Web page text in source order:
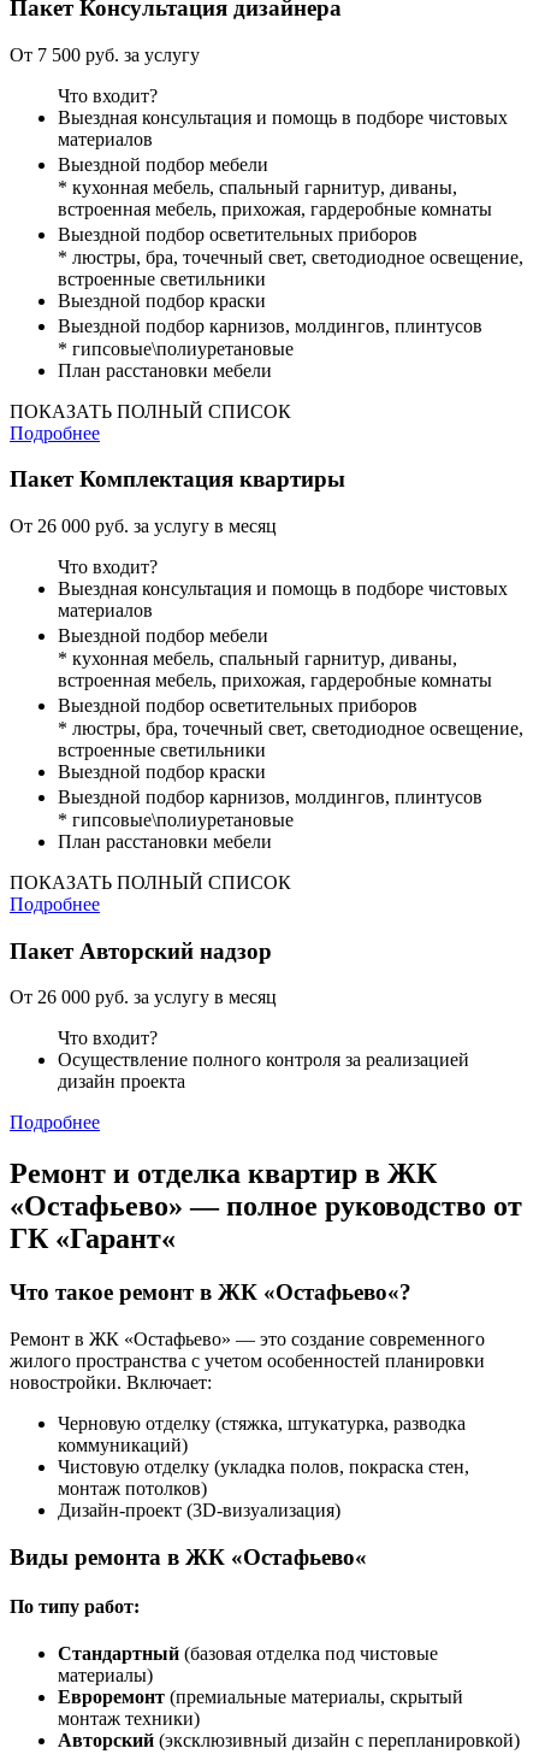
ПакетКонсультация дизайнера
От 7 500 руб. за услугу
Что входит?
Выездная консультация и помощь в подборе чистовых
материалов
Выездной подбор мебели
* кухонная мебель, спальный гарнитур, диваны,
встроенная мебель, прихожая, гардеробные комнаты
Выездной подбор осветительных приборов
* люстры, бра, точечный свет, светодиодное освещение,
встроенные светильники
Выездной подбор краски
Выездной подбор карнизов, молдингов, плинтусов
* гипсовые\полиуретановые
План расстановки мебели
ПОКАЗАТЬ ПОЛНЫЙ СПИСОК
Подробнее
ПакетКомплектация квартиры
От 26 000 руб. за услугу в месяц
Что входит?
Выездная консультация и помощь в подборе чистовых
материалов
Выездной подбор мебели
* кухонная мебель, спальный гарнитур, диваны,
встроенная мебель, прихожая, гардеробные комнаты
Выездной подбор осветительных приборов
* люстры, бра, точечный свет, светодиодное освещение,
встроенные светильники
Выездной подбор краски
Выездной подбор карнизов, молдингов, плинтусов
* гипсовые\полиуретановые
План расстановки мебели
ПОКАЗАТЬ ПОЛНЫЙ СПИСОК
Подробнее
ПакетАвторский надзор
От 26 000 руб. за услугу в месяц
Что входит?
Осуществление полного контроля за реализацией
дизайн проекта
Подробнее
Ремонт и отделка квартир в ЖК
«Остафьево»— полное руководство от
ГК«Гарант«
Что такое ремонт в ЖК «Остафьево«?
Ремонт в ЖК «Остафьево» — это создание современного
жилого пространства с учетом особенностей планировки
новостройки. Включает:
Черновую отделку (стяжка, штукатурка, разводка
коммуникаций)
Чистовую отделку (укладка полов, покраска стен,
монтаж потолков)
Дизайн-проект (3D-визуализация)
Виды ремонта в ЖК «Остафьево«
По типу работ:
Стандартный (базовая отделка под чистовые
материалы)
Евроремонт (премиальные материалы, скрытый
монтаж техники)
Авторский (эксклюзивный дизайн с перепланировкой)